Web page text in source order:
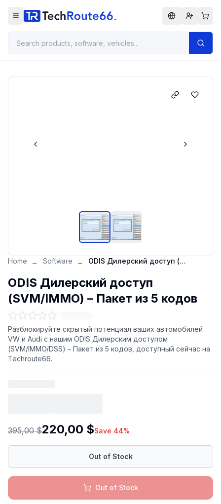
Home → Software → ODIS Дилерский доступ (SVM/IMMO) – Пакет из 5 кодов
ODIS Дилерский доступ
(SVM/IMMO) – Пакет из 5 кодов
Разблокируйте скрытый потенциал ваших автомобилей
VW и Audi с нашим ODIS Дилерским доступом
(SVM/IMMO/DSS) – Пакет из 5 кодов, доступный сейчас на
Techroute66.
395,00 $220,00 $Save 44%
Out of Stock
Out of Stock